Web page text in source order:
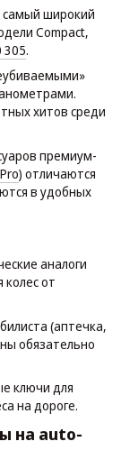
широкий
Compact,
305.
хитов среди
премиум-
) отличаются
в удобных
аналоги
от
(аптечка,
обязательно
ключи для
на дороге.
на auto-